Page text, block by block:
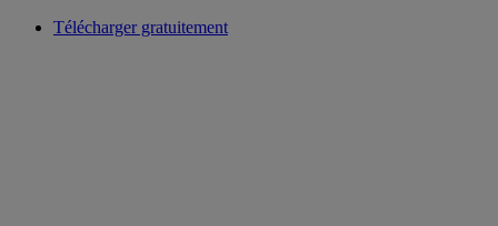
Télécharger gratuitement